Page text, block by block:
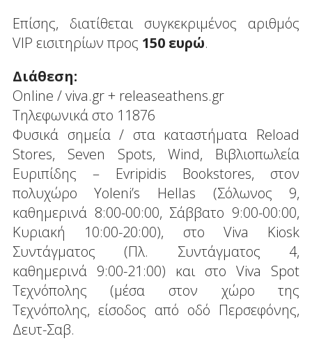
Επίσης, διατίθεται συγκεκριμένος αριθμός
VIP εισιτηρίων προς 150 ευρώ.
Διάθεση:
Online / viva.gr + releaseathens.gr
Tηλεφωνικά στο 11876
Φυσικά σημεία / στα καταστήματα Reload
Stores, Seven Spots, Wind, Βιβλιοπωλεία
Ευριπίδης – Evripidis Bookstores, στον
πολυχώρο Yoleni’s Hellas (Σόλωνος 9,
καθημερινά 8:00-00:00, Σάββατο 9:00-00:00,
Κυριακή 10:00-20:00), στο Viva Kiosk
Συντάγματος (Πλ. Συντάγματος 4,
καθημερινά 9:00-21:00) και στο Viva Spot
Τεχνόπολης (μέσα στον χώρο της
Τεχνόπολης, είσοδος από οδό Περσεφόνης,
Δευτ-Σαβ.